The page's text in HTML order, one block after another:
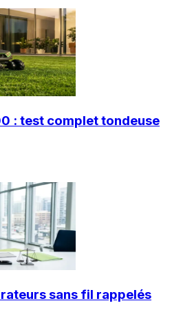
: test complet tondeuse
sans fil rappelés